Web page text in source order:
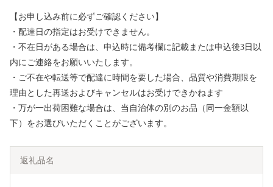
【お申し込み前に必ずご確認ください】
・配達日の指定はお受けできません。
・不在日がある場合は、申込時に備考欄に記載または申込後3日以
内にご連絡をお願いいたします。
・ご不在や転送等で配達に時間を要した場合、品質や消費期限を
理由とした再送およびキャンセルはお受けできかねます
・万が一出荷困難な場合は、当自治体の別のお品（同一金額以
下）をお選びいただくことがございます。
返礼品名